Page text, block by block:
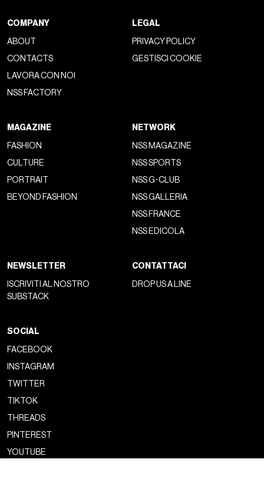
COMPANY
ABOUT
CONTACTS
LAVORA CON NOI
NSS FACTORY
LEGAL
PRIVACY POLICY
GESTISCI COOKIE
MAGAZINE
FASHION
CULTURE
PORTRAIT
BEYOND FASHION
NETWORK
NSS MAGAZINE
NSS SPORTS
NSS G-CLUB
NSS GALLERIA
NSS FRANCE
NSS EDICOLA
NEWSLETTER
ISCRIVITI AL NOSTRO
SUBSTACK
CONTATTACI
DROP US A LINE
SOCIAL
FACEBOOK
INSTAGRAM
TWITTER
TIKTOK
THREADS
PINTEREST
YOUTUBE